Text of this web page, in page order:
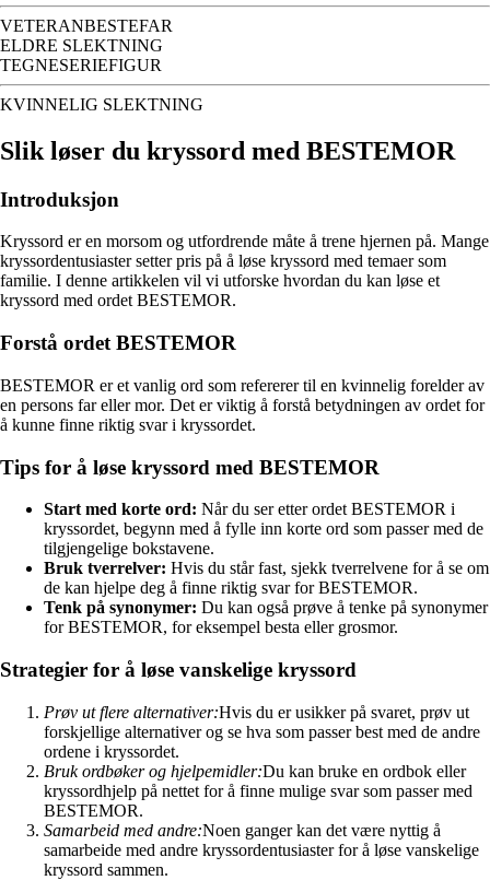
VETERANBESTEFAR
ELDRE SLEKTNING
TEGNESERIEFIGUR
KVINNELIG SLEKTNING
Slik løser du kryssord med BESTEMOR
Introduksjon
Kryssord er en morsom og utfordrende måte å trene hjernen på. Mange
kryssordentusiaster setter pris på å løse kryssord med temaer som
familie. I denne artikkelen vil vi utforske hvordan du kan løse et
kryssord med ordet BESTEMOR.
Forstå ordet BESTEMOR
BESTEMOR er et vanlig ord som refererer til en kvinnelig forelder av
en persons far eller mor. Det er viktig å forstå betydningen av ordet for
å kunne finne riktig svar i kryssordet.
Tips for å løse kryssord med BESTEMOR
Start med korte ord: Når du ser etter ordet BESTEMOR i
kryssordet, begynn med å fylle inn korte ord som passer med de
tilgjengelige bokstavene.
Bruk tverrelver: Hvis du står fast, sjekk tverrelvene for å se om
de kan hjelpe deg å finne riktig svar for BESTEMOR.
Tenk på synonymer: Du kan også prøve å tenke på synonymer
for BESTEMOR, for eksempel besta eller grosmor.
Strategier for å løse vanskelige kryssord
Prøv ut flere alternativer:Hvis du er usikker på svaret, prøv ut
forskjellige alternativer og se hva som passer best med de andre
ordene i kryssordet.
Bruk ordbøker og hjelpemidler:Du kan bruke en ordbok eller
kryssordhjelp på nettet for å finne mulige svar som passer med
BESTEMOR.
Samarbeid med andre:Noen ganger kan det være nyttig å
samarbeide med andre kryssordentusiaster for å løse vanskelige
kryssord sammen.